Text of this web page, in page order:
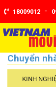
18009012 -
Chuyển
KINH